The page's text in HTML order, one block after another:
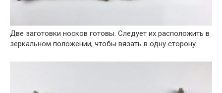
Две заготовки носков готовы. Следует их расположить в
зеркальном положении, чтобы вязать в одну сторону.